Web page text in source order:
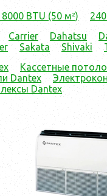
BTU (50 м²)
Carrier Dahatsu
Sakata Shivaki
Кассетные
Dantex
Dantex